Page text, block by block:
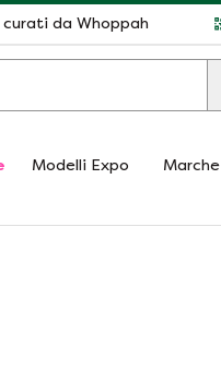
da Whoppah
Modelli Expo Marche